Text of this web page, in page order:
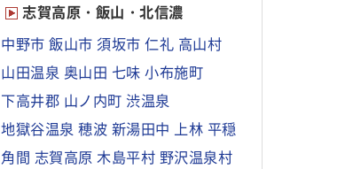
志賀高原・飯山・北信濃
中野市 飯山市 須坂市 仁礼 高山村
山田温泉 奥山田 七味 小布施町
下高井郡 山ノ内町 渋温泉
地獄谷温泉 穂波 新湯田中 上林 平穏
角間 志賀高原 木島平村 野沢温泉村